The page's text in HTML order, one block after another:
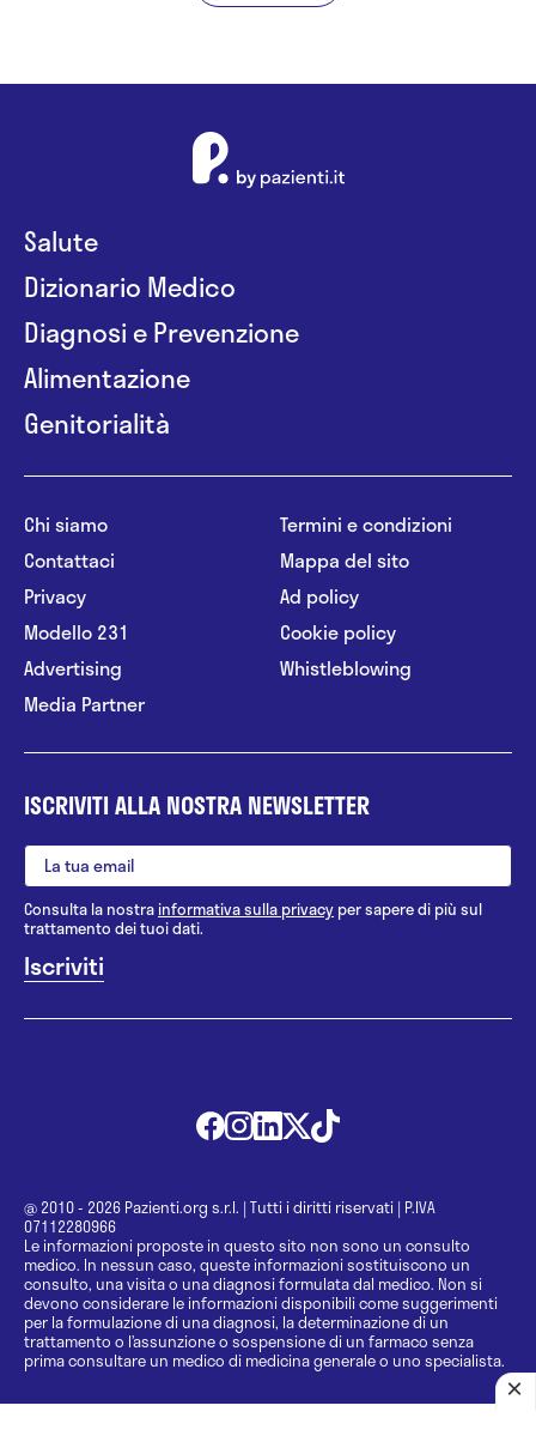
Salute
Dizionario Medico
Diagnosi e Prevenzione
Alimentazione
Genitorialità
Chi siamo
Contattaci
Privacy
Modello 231
Advertising
Media Partner
Termini e condizioni
Mappa del sito
Ad policy
Cookie policy
Whistleblowing
ISCRIVITI ALLA NOSTRA NEWSLETTER
Consulta la nostrainformativa sulla privacy per sapere di più sul
trattamento dei tuoi dati.
@ 2010 - 2026 Pazienti.org s.r.l. | Tutti i diritti riservati | P.IVA
07112280966
Le informazioni proposte in questo sito non sono un consulto
medico. In nessun caso, queste informazioni sostituiscono un
consulto, una visita o una diagnosi formulata dal medico. Non si
devono considerare le informazioni disponibili come suggerimenti
per la formulazione di una diagnosi, la determinazione di un
trattamento o l’assunzione o sospensione di un farmaco senza
prima consultare un medico di medicina generale o uno specialista.